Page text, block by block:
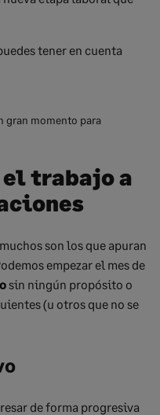
tener en cuenta
gran momento para
trabajo a
son los que apuran
empezar el mes de
sin ningún propósito o
(u otros que no se
de forma progresiva